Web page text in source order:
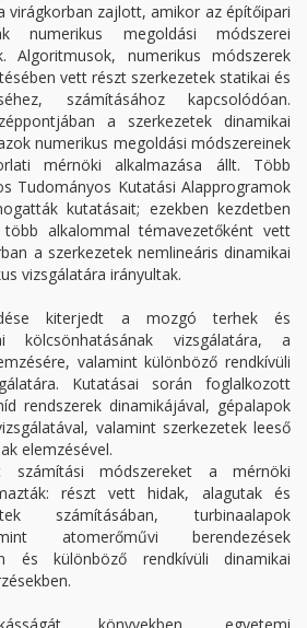
virágkorban zajlott, amikor az építőipari
numerikus megoldási módszerei
Algoritmusok, numerikus módszerek
vett részt szerkezetek statikai és
számításához kapcsolódóan.
a szerkezetek dinamikai
numerikus megoldási módszereinek
mérnöki alkalmazása állt. Több
Tudományos Kutatási Alapprogramok
kutatásait; ezekben kezdetben
több alkalommal témavezetőként vett
a szerkezetek nemlineáris dinamikai
vizsgálatára irányultak.
kiterjedt a mozgó terhek és
kölcsönhatásának vizsgálatára, a
valamint különböző rendkívüli
Kutatásai során foglalkozott
rendszerek dinamikájával, gépalapok
valamint szerkezetek leeső
elemzésével.
számítási módszereket a mérnöki
részt vett hidak, alagutak és
számításában, turbinaalapok
atomerőművi berendezések
és különböző rendkívüli dinamikai